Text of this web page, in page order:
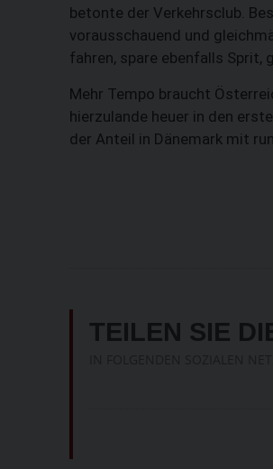
betonte der Verkehrsclub.
vorausschauend und
fahren, spare ebenfalls Sprit,
Mehr Tempo braucht
hierzulande heuer in den
der Anteil in Dänemark mit
TEILEN SIE